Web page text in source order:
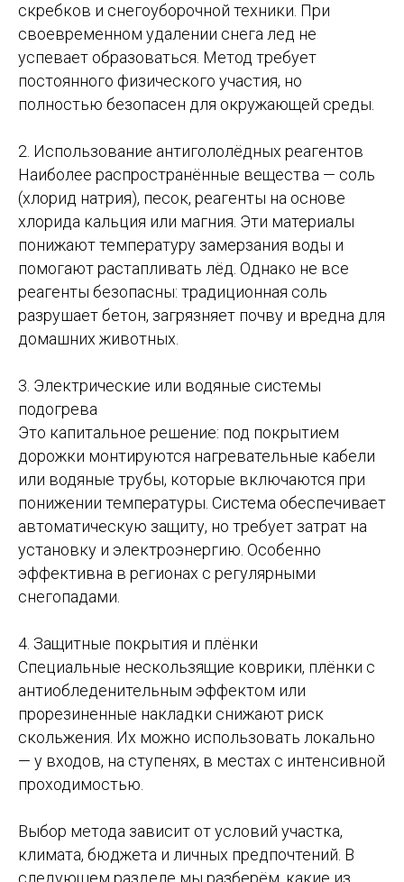
скребков и снегоуборочной техники. При
своевременном удалении снега лед не
успевает образоваться. Метод требует
постоянного физического участия, но
полностью безопасен для окружающей среды.
2. Использование антигололёдных реагентов
Наиболее распространённые вещества — соль
(хлорид натрия), песок, реагенты на основе
хлорида кальция или магния. Эти материалы
понижают температуру замерзания воды и
помогают растапливать лёд. Однако не все
реагенты безопасны: традиционная соль
разрушает бетон, загрязняет почву и вредна для
домашних животных.
3. Электрические или водяные системы
подогрева
Это капитальное решение: под покрытием
дорожки монтируются нагревательные кабели
или водяные трубы, которые включаются при
понижении температуры. Система обеспечивает
автоматическую защиту, но требует затрат на
установку и электроэнергию. Особенно
эффективна в регионах с регулярными
снегопадами.
4. Защитные покрытия и плёнки
Специальные нескользящие коврики, плёнки с
антиобледенительным эффектом или
прорезиненные накладки снижают риск
скольжения. Их можно использовать локально
— у входов, на ступенях, в местах с интенсивной
проходимостью.
Выбор метода зависит от условий участка,
климата, бюджета и личных предпочтений. В
следующем разделе мы разберём, какие из